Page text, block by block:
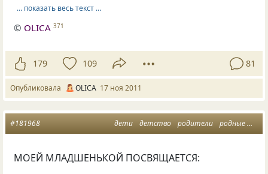
… показать весь текст …
© OLICA 371
179 109 81
Опубликовала OLICA 17 ноя 2011
дети детство родители родные
#181968
МОЕЙ МЛАДШЕНЬКОЙ ПОСВЯЩАЕТСЯ: